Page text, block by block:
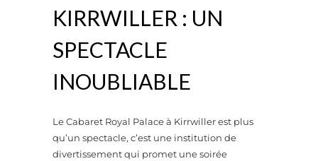
KIRRWILLER : UN
SPECTACLE
INOUBLIABLE
Le Cabaret Royal Palace à Kirrwiller est plus
qu’un spectacle, c’est une institution de
divertissement qui promet une soirée